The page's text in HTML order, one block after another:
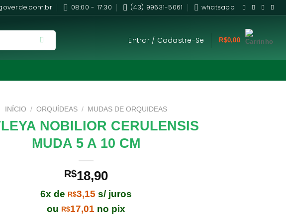
08:00 - 17:30 (43) 99631-5061 whatsapp
Entrar / Cadastre-Se R$0,00
INÍCIO / ORQUÍDEAS / MUDAS DE ORQUIDEAS
NOBILIOR CERULENSIS
MUDA 5 A 10 CM
R$18,90
6x de R$3,15 s/ juros
ou R$17,01 no pix